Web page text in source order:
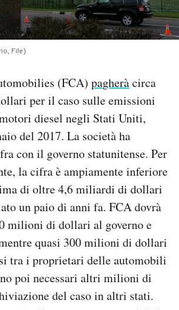
aiuto?
File)
(FCA) pagheràcirca
per il caso sulle emissioni
diesel negli Stati Uniti,
del 2017. La società ha
con il governo statunitense. Per
la cifra è ampiamente inferiore
di oltre 4,6 miliardi di dollari
un paio di anni fa. FCA dovrà
milioni di dollari al governo e
quasi 300 milioni di dollari
tra i proprietari delle automobili
poi necessari altri milioni di
del caso in altri stati.